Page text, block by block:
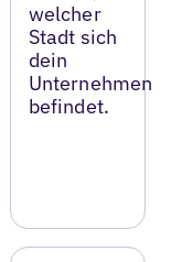
welcher
Stadt sich
dein
Unternehmen
befindet.